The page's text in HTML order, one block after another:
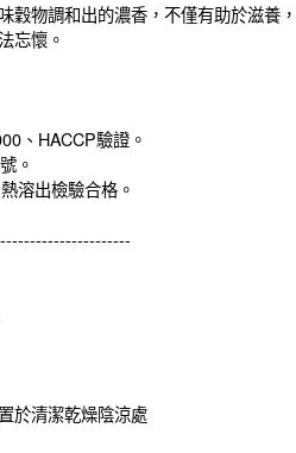
穀物調和出的濃香，不僅有助於滋養
忘懷。
、HACCP驗證。
。
溶出檢驗合格。
於清潔乾燥陰涼處